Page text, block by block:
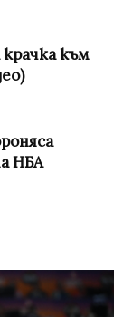
към
НБА